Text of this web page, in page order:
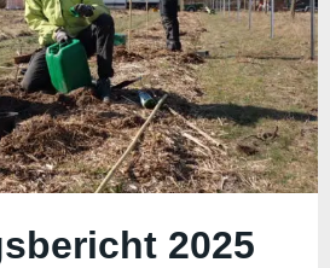
2025